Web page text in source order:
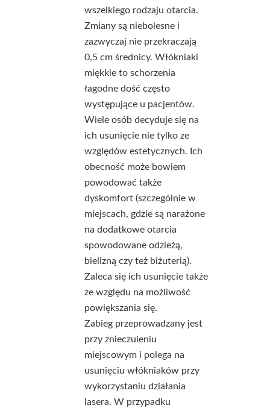
wszelkiego rodzaju otarcia.
Zmiany są niebolesne i
zazwyczaj nie przekraczają
0,5 cm średnicy. Włókniaki
miękkie to schorzenia
łagodne dość często
występujące u pacjentów.
Wiele osób decyduje się na
ich usunięcie nie tylko ze
względów estetycznych. Ich
obecność może bowiem
powodować także
dyskomfort (szczególnie w
miejscach, gdzie są narażone
na dodatkowe otarcia
spowodowane odzieżą,
bielizną czy też biżuterią).
Zaleca się ich usunięcie także
ze względu na możliwość
powiększania się.
Zabieg przeprowadzany jest
przy znieczuleniu
miejscowym i polega na
usunięciu włókniaków przy
wykorzystaniu działania
lasera. W przypadku